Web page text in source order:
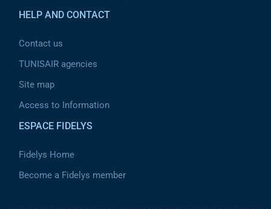
HELP AND CONTACT
Contact us
TUNISAIR agencies
Site map
Access to Information
ESPACE FIDELYS
Fidelys Home
Become a Fidelys member